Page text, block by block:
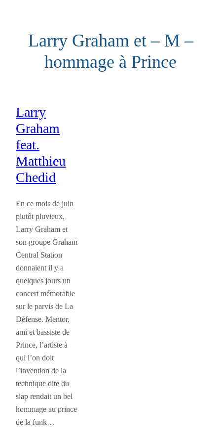
Larry Graham et – M –
hommage à Prince
Larry
Graham
feat.
Matthieu
Chedid
En ce mois de juin
plutôt pluvieux,
Larry Graham et
son groupe Graham
Central Station
donnaient il y a
quelques jours un
concert mémorable
sur le parvis de La
Défense. Mentor,
ami et bassiste de
Prince, l’artiste à
qui l’on doit
l’invention de la
technique dite du
slap rendait un bel
hommage au prince
de la funk…